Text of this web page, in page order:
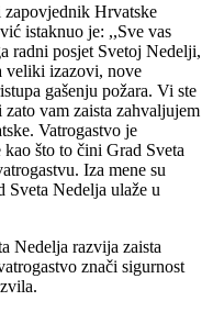
zapovjednik Hrvatske
istaknuo je: ,,Sve vas
radni posjet Svetoj Nedelji,
veliki izazovi, nove
gašenju požara. Vi ste
vam zaista zahvaljujem
Vatrogastvo je
što to čini Grad Sveta
Iza mene su
Nedelja ulaže u
Nedelja razvija zaista
znači sigurnost